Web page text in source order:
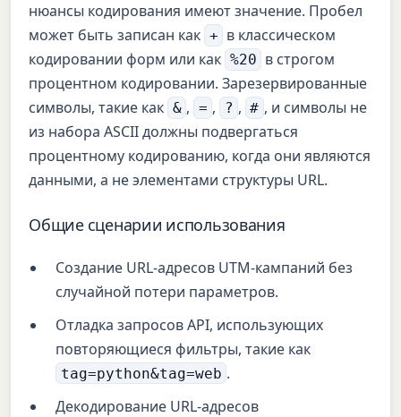
нюансы кодирования имеют значение. Пробел
может быть записан как + в классическом
кодировании форм или как %20 в строгом
процентном кодировании. Зарезервированные
символы, такие как & , = , ? , # , и символы не
из набора ASCII должны подвергаться
процентному кодированию, когда они являются
данными, а не элементами структуры URL.
Общие сценарии использования
Создание URL-адресов UTM-кампаний без
случайной потери параметров.
Отладка запросов API, использующих
повторяющиеся фильтры, такие как
tag=python&tag=web .
Декодирование URL-адресов